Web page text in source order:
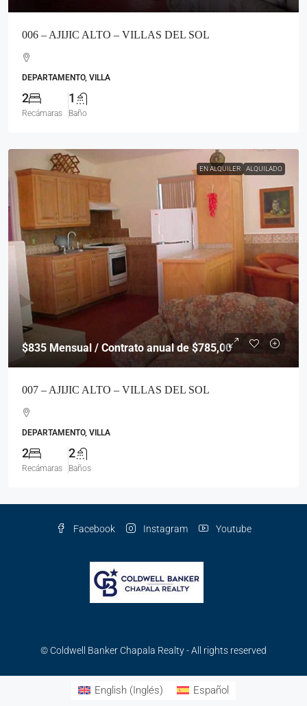
006 – AJIJIC ALTO – VILLAS DEL SOL
DEPARTAMENTO, VILLA
2
Recámaras
1
Baño
EN ALQUILER ALQUILADO
$835 Mensual / Contrato anual de $785,00
007 – AJIJIC ALTO – VILLAS DEL SOL
DEPARTAMENTO, VILLA
2
Recámaras
2
Baños
Facebook Instagram Youtube
© Coldwell Banker Chapala Realty - All rights reserved
English (Inglés) Español